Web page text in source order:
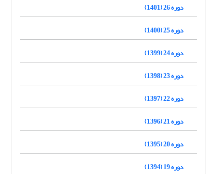
دوره 26 (1401)
دوره 25 (1400)
دوره 24 (1399)
دوره 23 (1398)
دوره 22 (1397)
دوره 21 (1396)
دوره 20 (1395)
دوره 19 (1394)